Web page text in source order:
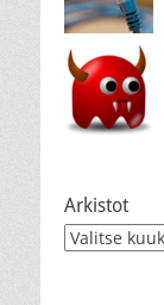
Arkistot
Arkistot